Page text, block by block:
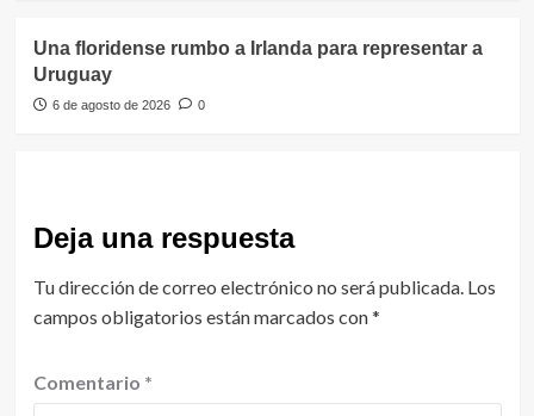
Una floridense rumbo a Irlanda para representar a
Uruguay
6 de agosto de 2026 0
Deja una respuesta
Tu dirección de correo electrónico no será publicada. Los
campos obligatorios están marcados con*
Comentario *